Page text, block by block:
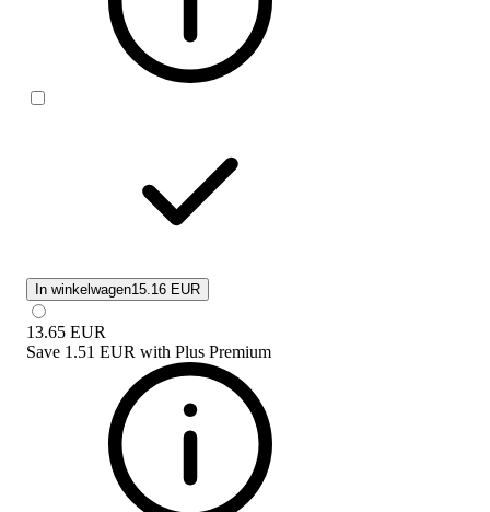
In winkelwagen15.16 EUR
13.65 EUR
Save 1.51 EUR with Plus Premium